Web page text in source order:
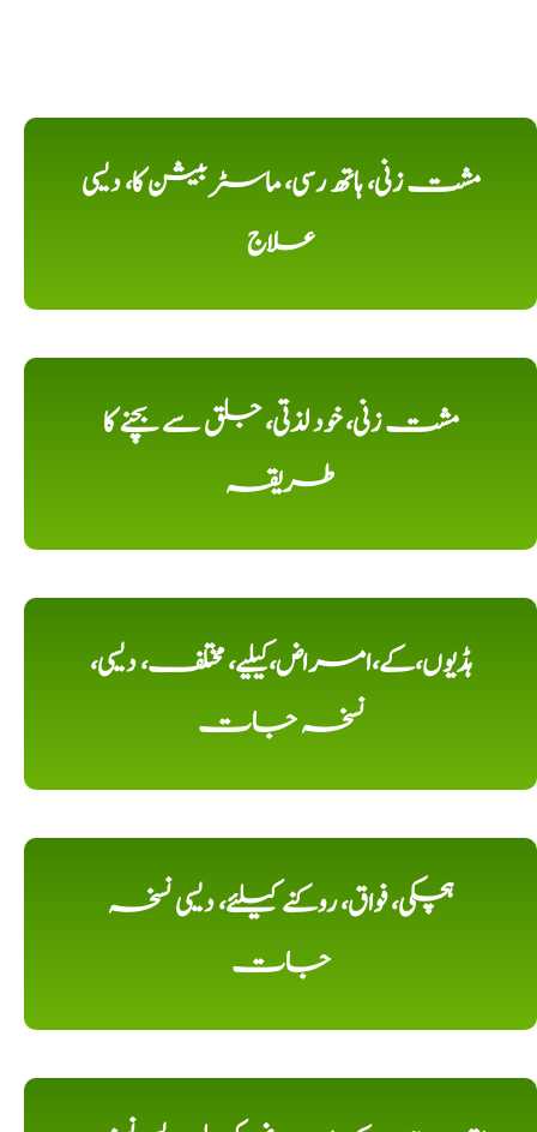
مشت زنی، ہاتھ رسی، ماسٹر بیشن کا، دیسی
علاج
مشت زنی، خود لذتی، جلق سے بچنے کا
طریقہ
ہڈیوں،کے،امراض،کیلیے، مختلف، دیسی،
نسخہ جات
ہچکی، فواق، روکنے کیلئے، دیسی نسخہ
جات